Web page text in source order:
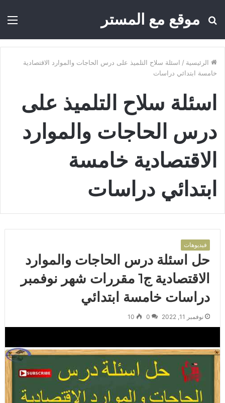
موقع مع المستر
بحث
الرئيسية / اسئلة سلاح التلميذ على درس الحاجات والموارد الاقتصادية
خامسة ابتدائي دراسات
اسئلة سلاح التلميذ على
درس الحاجات والموارد
الاقتصادية خامسة
ابتدائي دراسات
فيديوهات
حل اسئلة درس الحاجات والموارد
الاقتصادية ج1 مقررات شهر نوفمبر
دراسات خامسة ابتدائي
نوفمبر 11, 2022 0
10